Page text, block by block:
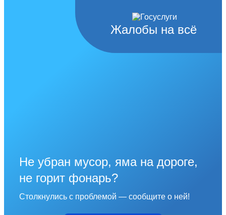
Жалобы на всё
Не убран мусор, яма на дороге,
не горит фонарь?
Столкнулись с проблемой — сообщите о ней!